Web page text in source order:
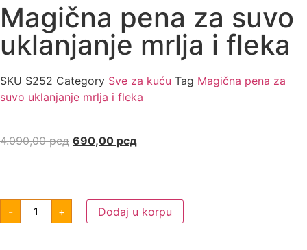
Magična pena za suvo
uklanjanje mrlja i fleka
SKU S252 Category Sve za kuću Tag Magična pena za
suvo uklanjanje mrlja i fleka
4.090,00рсд 690,00 рсд
- + Dodaj u korpu